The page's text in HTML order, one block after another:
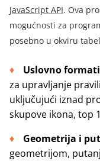
JavaScript API. Ova
mogućnosti za
posebno u okviru
Uslovno
za upravljanje
uključujući iznad
skupove ikona, top
Geometrija i
geometrijom,